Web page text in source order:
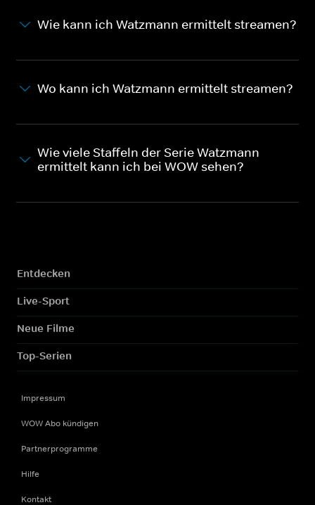
Wie kann ich Watzmann ermittelt streamen?
Wo kann ich Watzmann ermittelt streamen?
Wie viele Staffeln der Serie Watzmann
ermittelt kann ich bei WOW sehen?
Entdecken
Live-Sport
Neue Filme
Top-Serien
Impressum
WOW Abo kündigen
Partnerprogramme
Hilfe
Kontakt